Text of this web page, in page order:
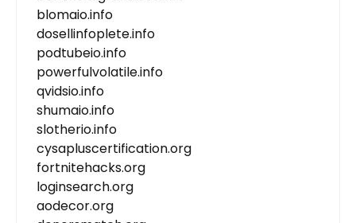
blomaio.info
dosellinfoplete.info
podtubeio.info
powerfulvolatile.info
qvidsio.info
shumaio.info
slotherio.info
cysapluscertification.org
fortnitehacks.org
loginsearch.org
aodecor.org